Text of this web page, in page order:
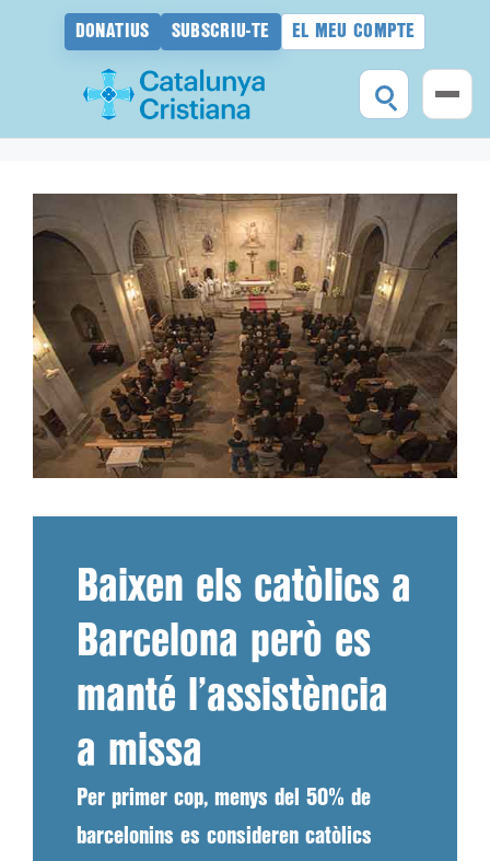
DONATIUS SUBSCRIU-TE EL MEU COMPTE
Baixen els catòlics a
Barcelona però es
manté l’assistència
a missa
Per primer cop, menys del 50% de
barcelonins es consideren catòlics